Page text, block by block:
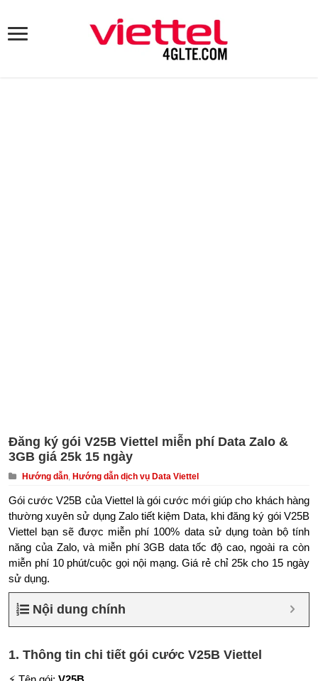
Đăng ký gói V25B Viettel miễn phí Data Zalo &
3GB giá 25k 15 ngày
Hướng dẫn, Hướng dẫn dịch vụ Data Viettel
Gói cước V25B của Viettel là gói cước mới giúp cho khách hàng
thường xuyên sử dụng Zalo tiết kiệm Data, khi đăng ký gói V25B
Viettel bạn sẽ được miễn phí 100% data sử dụng toàn bộ tính
năng của Zalo, và miễn phí 3GB data tốc độ cao, ngoài ra còn
miễn phí 10 phút/cuộc gọi nội mạng. Giá rẻ chỉ 25k cho 15 ngày
sử dụng.
Nội dung chính
1. Thông tin chi tiết gói cước V25B Viettel